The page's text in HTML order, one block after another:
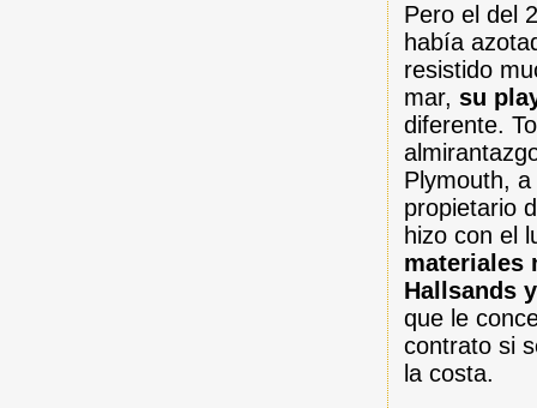
Pero el del
había
resistido
mar,su
diferente.
Plymouth,
propietario
hizo con el
materiales
Hallsands
que le
contrato si
la costa.